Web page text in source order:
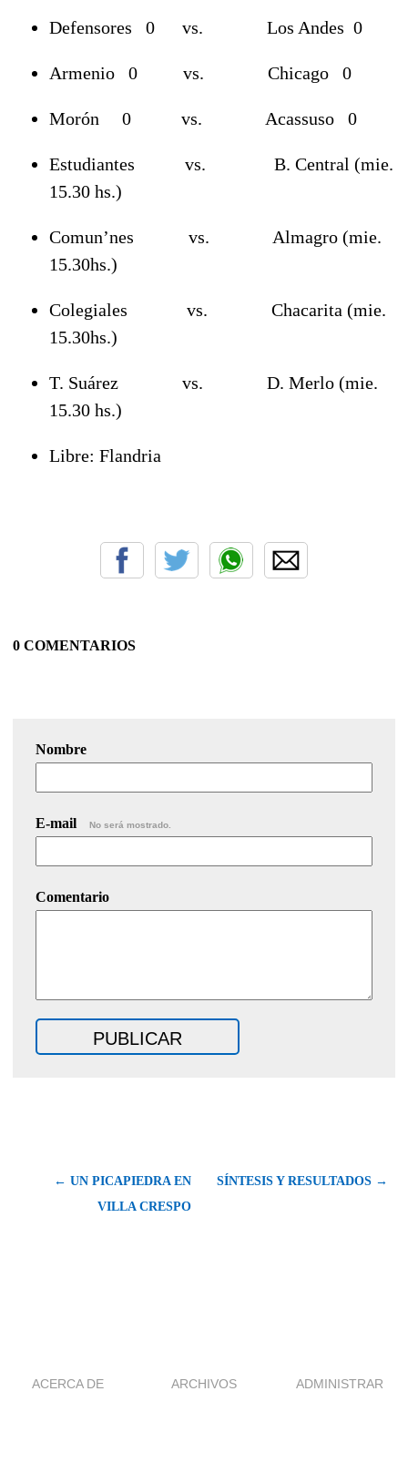
Defensores 0 vs. Los Andes 0
Armenio 0 vs. Chicago 0
Morón 0 vs. Acassuso 0
Estudiantes vs. B. Central (mie.
15.30 hs.)
Comun’nes vs. Almagro (mie.
15.30hs.)
Colegiales vs. Chacarita (mie.
15.30hs.)
T. Suárez vs. D. Merlo (mie.
15.30 hs.)
Libre: Flandria
0 COMENTARIOS
Nombre
E-mail No será mostrado.
Comentario
← UN PICAPIEDRA EN
VILLA CRESPO
SÍNTESIS Y RESULTADOS →
ACERCA DE ARCHIVOS ADMINISTRAR